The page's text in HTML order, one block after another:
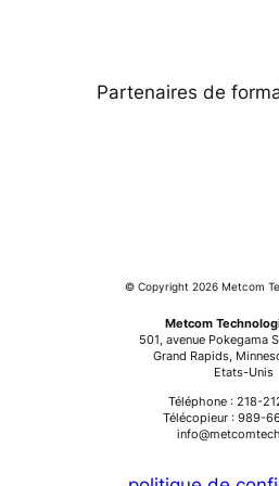
Partenaires de
© Copyright 2026 Metcom
Metcom
501, avenue Pokegama
Grand Rapids,
Etats-Unis
Téléphone : 218-
Télécopieur : 989-